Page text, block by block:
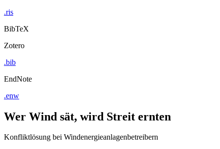
.ris
BibTeX
Zotero
.bib
EndNote
.enw
Wer Wind sät, wird Streit ernten
Konfliktlösung bei Windenergieanlagenbetreibern